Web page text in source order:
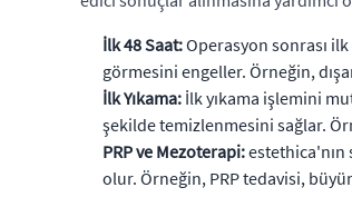
İlk 48 Saat:Operasyon sonrası ilk
görmesini engeller. Örneğin,
İlk Yıkama: İlk yıkama işlemini
şekilde temizlenmesini sağlar.
PRP ve Mezoterapi:estethica'nın
olur. Örneğin, PRP tedavisi,